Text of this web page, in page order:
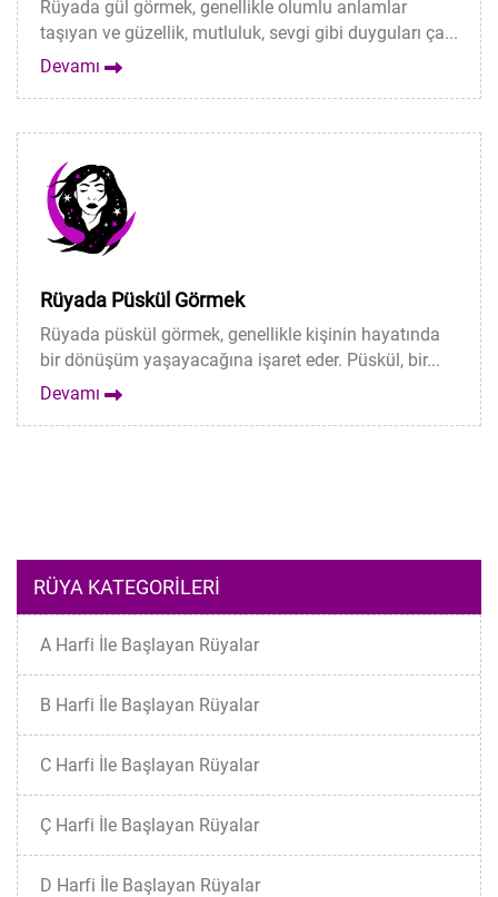
Rüyada gül görmek, genellikle olumlu anlamlar
taşıyan ve güzellik, mutluluk, sevgi gibi duyguları ça...
Devamı
Rüyada Püskül Görmek
Rüyada püskül görmek, genellikle kişinin hayatında
bir dönüşüm yaşayacağına işaret eder. Püskül, bir...
Devamı
RÜYA KATEGORILERI
A Harfi İle Başlayan Rüyalar
B Harfi İle Başlayan Rüyalar
C Harfi İle Başlayan Rüyalar
Ç Harfi İle Başlayan Rüyalar
D Harfi İle Başlayan Rüyalar